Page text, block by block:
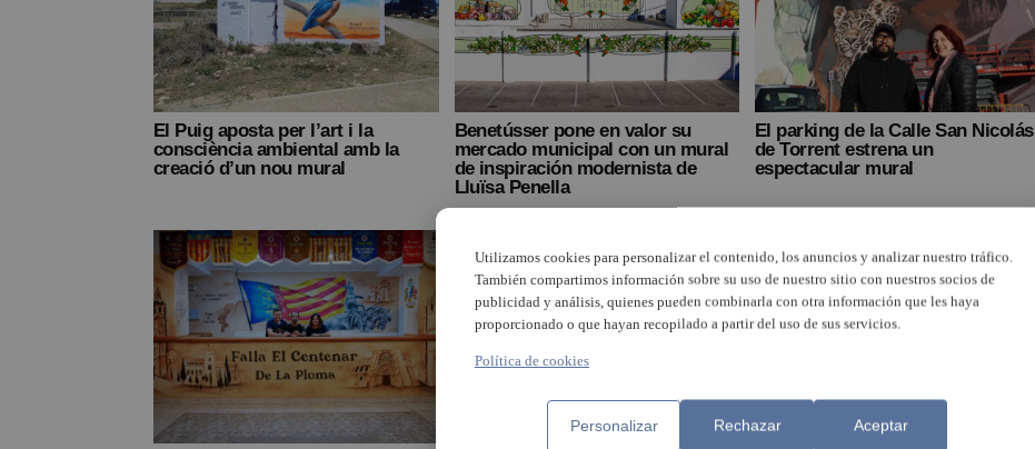
El Puig aposta per l’art i la
consciència ambiental amb la
creació d’un nou mural
Benetússer pone en valor su
mercado municipal con un mural
de inspiración modernista de
Lluïsa Penella
El parking de la Calle San Nicolás
de Torrent estrena un
espectacular mural
Utilizamos cookies para personalizar el contenido, los anuncios y analizar nuestro tráfico.
También compartimos información sobre su uso de nuestro sitio con nuestros socios de
publicidad y análisis, quienes pueden combinarla con otra información que les haya
proporcionado o que hayan recopilado a partir del uso de sus servicios.
Política de cookies
Personalizar Rechazar Aceptar